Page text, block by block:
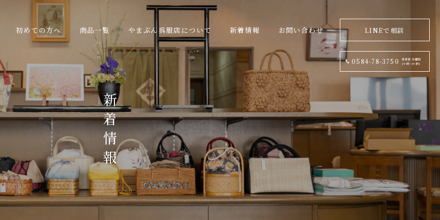
初めての方へ 商品一覧 やまぶん呉服店について 新着情報 お問い合わせ LINEで相談
0584-78-3750
定休日:水曜日
(9 時~19 時)
新
着
情
報